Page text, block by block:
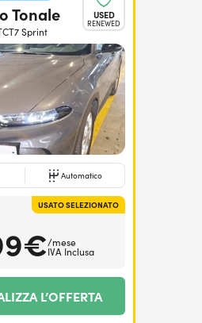
USED
RENEWED
Tonale
Sprint
Automatico
USATO SELEZIONATO
/mese
IVA Inclusa
L’OFFERTA